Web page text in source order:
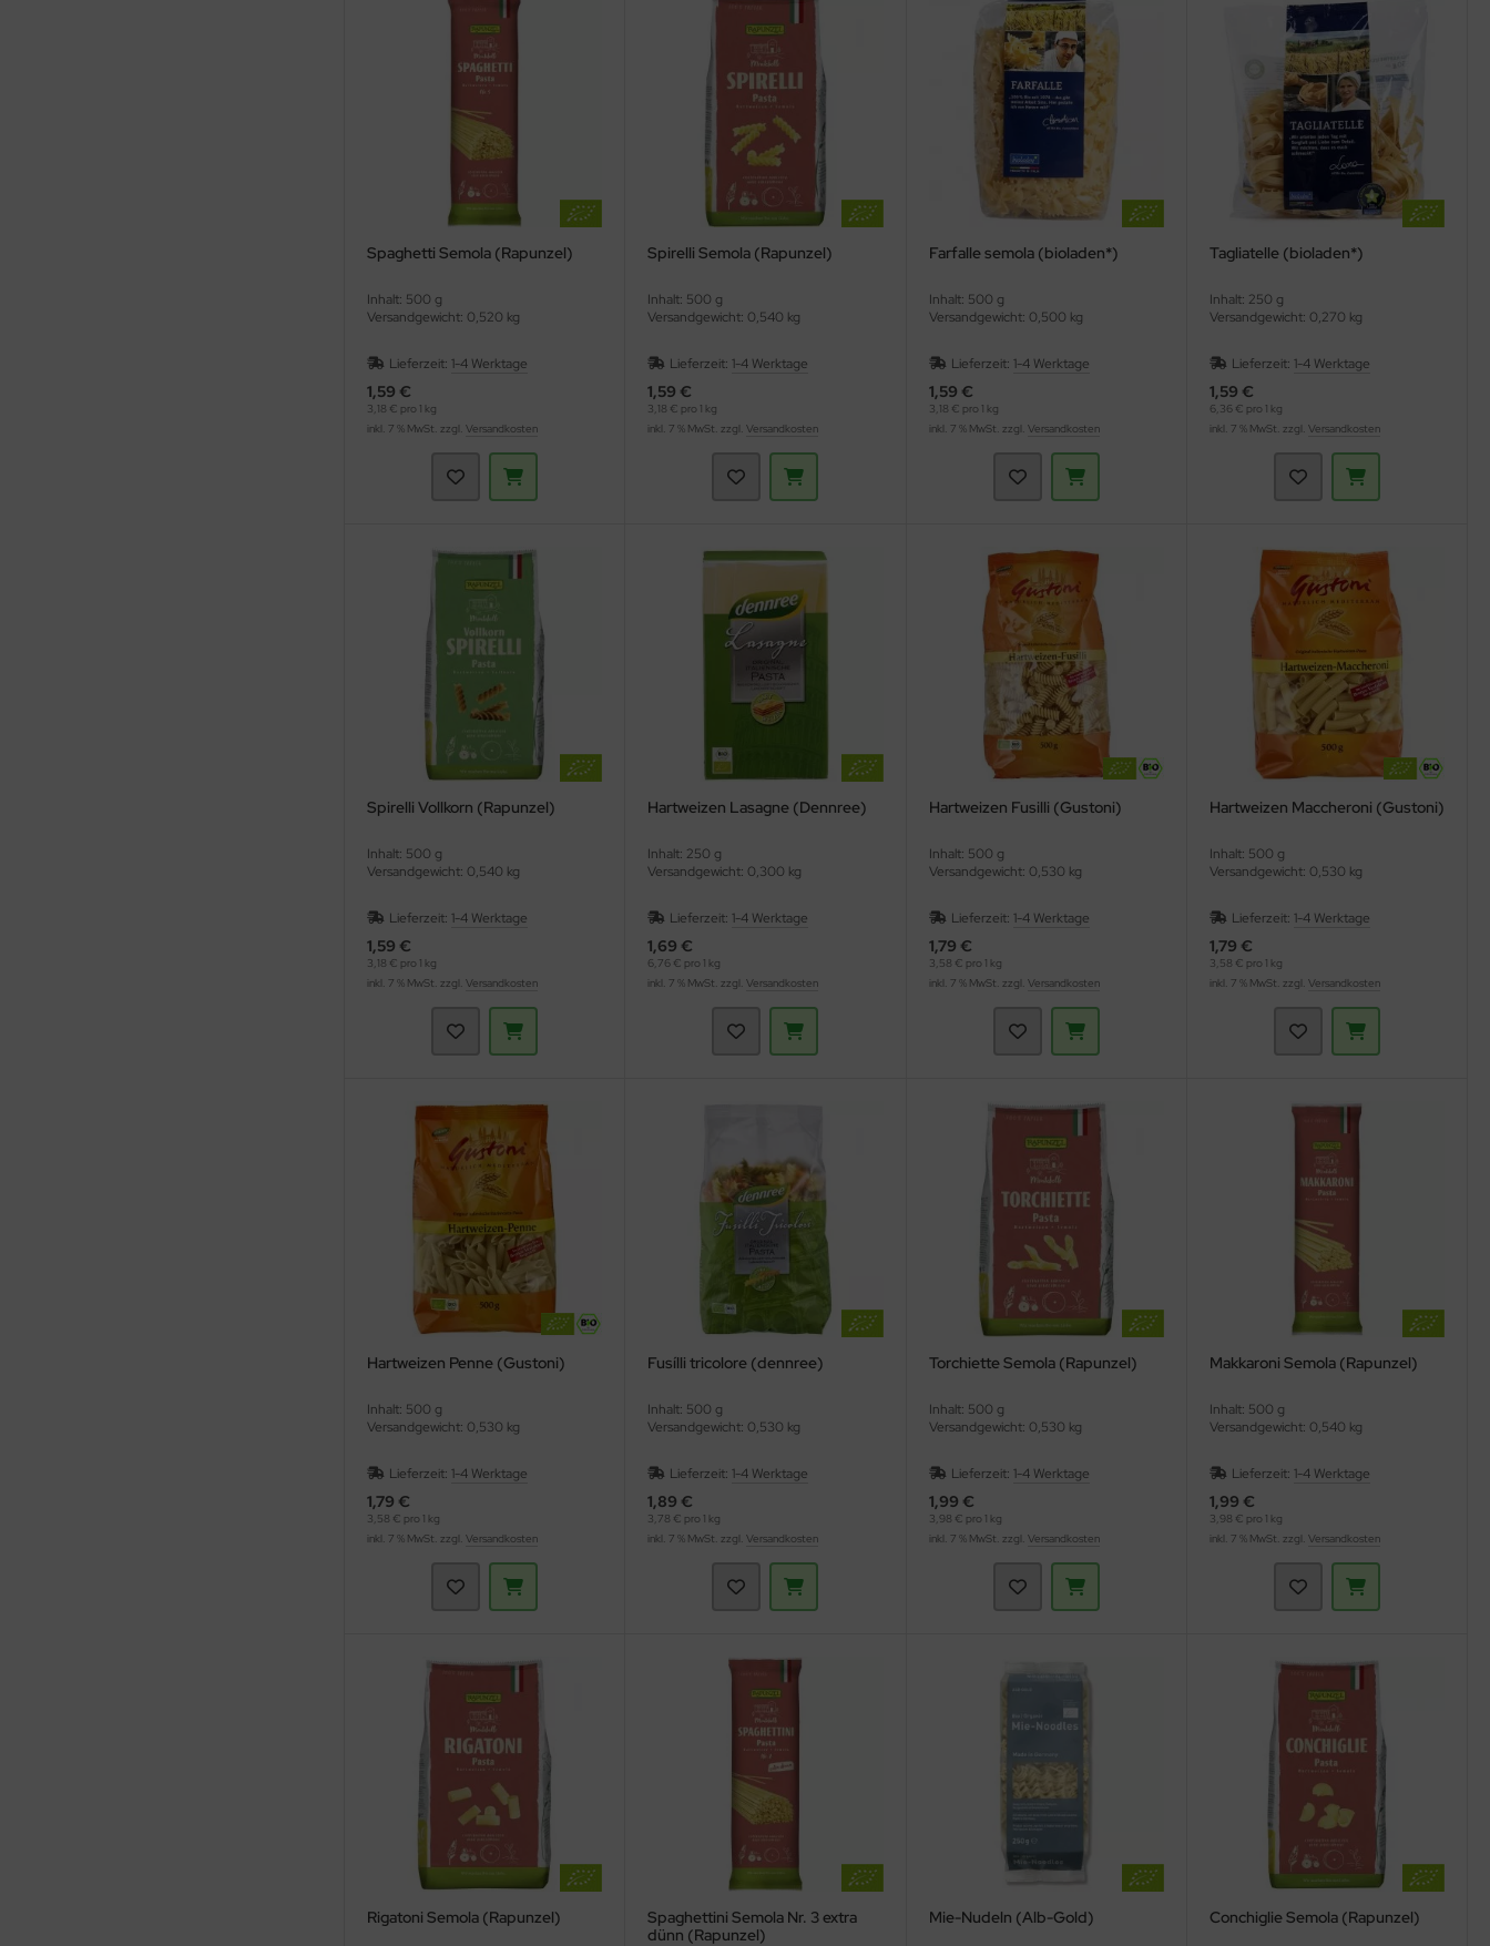
Spaghetti Semola (Rapunzel)
Inhalt: 500 g
Versandgewicht: 0,520 kg
Lieferzeit: 1-4 Werktage
1,59 €
3,18 € pro 1 kg
inkl. 7 % MwSt. zzgl. Versandkosten
Spirelli Semola (Rapunzel)
Inhalt: 500 g
Versandgewicht: 0,540 kg
Lieferzeit:1-4 Werktage
1,59 €
3,18 € pro 1 kg
inkl. 7 % MwSt. zzgl.Versandkosten
Farfalle semola (bioladen*)
Inhalt: 500 g
Versandgewicht: 0,500 kg
Lieferzeit: 1-4 Werktage
1,59 €
3,18 € pro 1 kg
inkl. 7 % MwSt. zzgl. Versandkosten
Tagliatelle (bioladen*)
Inhalt: 250 g
Versandgewicht: 0,270 kg
Lieferzeit: 1-4 Werktage
1,59 €
6,36 € pro 1 kg
inkl. 7 % MwSt. zzgl. Versandkosten
Spirelli Vollkorn (Rapunzel)
Inhalt: 500 g
Versandgewicht: 0,540 kg
Lieferzeit: 1-4 Werktage
1,59 €
3,18 € pro 1 kg
inkl. 7 % MwSt. zzgl. Versandkosten
Hartweizen Lasagne (Dennree)
Inhalt: 250 g
Versandgewicht: 0,300 kg
Lieferzeit:1-4 Werktage
1,69 €
6,76 € pro 1 kg
inkl. 7 % MwSt. zzgl.Versandkosten
Hartweizen Fusilli (Gustoni)
Inhalt: 500 g
Versandgewicht: 0,530 kg
Lieferzeit: 1-4 Werktage
1,79 €
3,58 € pro 1 kg
inkl. 7 % MwSt. zzgl. Versandkosten
Hartweizen Maccheroni (Gustoni)
Inhalt: 500 g
Versandgewicht: 0,530 kg
Lieferzeit: 1-4 Werktage
1,79 €
3,58 € pro 1 kg
inkl. 7 % MwSt. zzgl. Versandkosten
Hartweizen Penne (Gustoni)
Inhalt: 500 g
Versandgewicht: 0,530 kg
Lieferzeit: 1-4 Werktage
1,79 €
3,58 € pro 1 kg
inkl. 7 % MwSt. zzgl. Versandkosten
Fusílli tricolore (dennree)
Inhalt: 500 g
Versandgewicht: 0,530 kg
Lieferzeit:1-4 Werktage
1,89 €
3,78 € pro 1 kg
inkl. 7 % MwSt. zzgl.Versandkosten
Torchiette Semola (Rapunzel)
Inhalt: 500 g
Versandgewicht: 0,530 kg
Lieferzeit: 1-4 Werktage
1,99 €
3,98 € pro 1 kg
inkl. 7 % MwSt. zzgl. Versandkosten
Makkaroni Semola (Rapunzel)
Inhalt: 500 g
Versandgewicht: 0,540 kg
Lieferzeit: 1-4 Werktage
1,99 €
3,98 € pro 1 kg
inkl. 7 % MwSt. zzgl. Versandkosten
Rigatoni Semola (Rapunzel)
Spaghettini Semola Nr. 3 extra
dünn (Rapunzel)
Mie-Nudeln (Alb-Gold) Conchiglie Semola (Rapunzel)